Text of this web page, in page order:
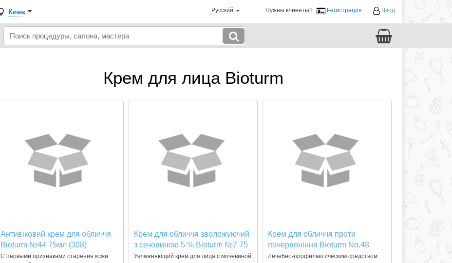
Киев Русский Нужны клиенты? Регистрация Вход
Крем для лица Bioturm
Антивіковий крем для обличчя
Bioturm №44 75мл (308)
С первыми признаками старения кожи
Крем для обличчя зволожуючий
з сечовиною 5 % Bioturm №7 75
мл (123)
Увлажняющий крем для лица с мочевиной
Крем для обличчя проти
почервоніння Bioturm No.48
75мл (319)
Лечебно-профилактическим средством